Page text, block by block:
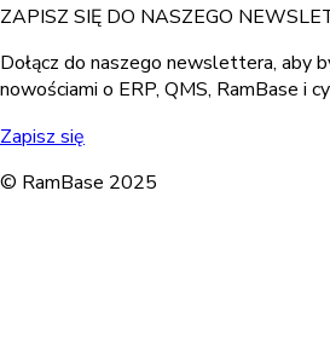
ZAPISZ SIĘ DO NASZEGO
Dołącz do naszego newslettera, aby
nowościami o ERP, QMS, RamBase i
Zapisz się
© RamBase 2025